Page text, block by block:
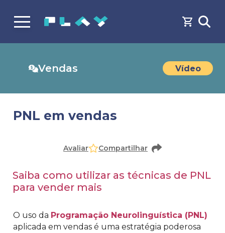
Vendas Vídeo
PNL em vendas
cadastro para acessar o conteúdo
Avaliar Compartilhar
Saiba como utilizar as técnicas de PNL
para vender mais
O uso da Programação Neurolinguística (PNL)
aplicada em vendas é uma estratégia poderosa